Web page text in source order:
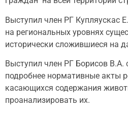
Выступил член РГ Купляускас
на региональных уровнях
исторически сложившиеся на
Выступил член РГ Борисов В.А.
подробнее нормативные акты
касающихся содержания
проанализировать их.